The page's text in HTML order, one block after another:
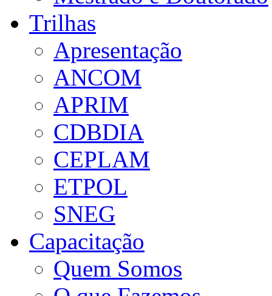
Trilhas
Apresentação
ANCOM
APRIM
CDBDIA
CEPLAM
ETPOL
SNEG
Capacitação
Quem Somos